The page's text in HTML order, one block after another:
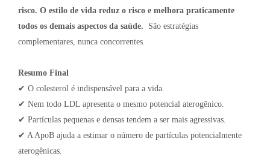
risco. O estilo de vida reduz o risco e melhora praticamente
todos os demais aspectos da saúde. São estratégias
complementares, nunca concorrentes.
Resumo Final
✔ O colesterol é indispensável para a vida.
✔ Nem todo LDL apresenta o mesmo potencial aterogênico.
✔ Partículas pequenas e densas tendem a ser mais agressivas.
✔ A ApoB ajuda a estimar o número de partículas potencialmente
aterogênicas.